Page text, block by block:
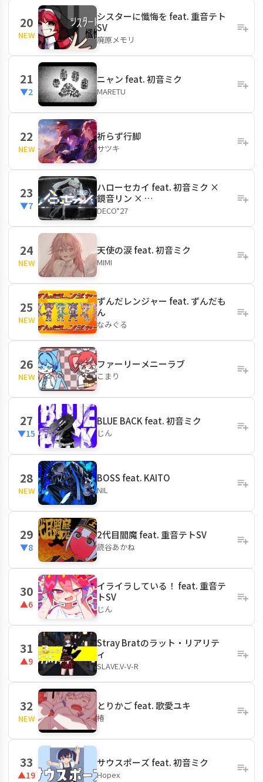
20
NEW
シスターに懺悔を feat. 重音テト
SV
廃原メモリ
21
▼2
ニャン feat. 初音ミク
MARETU
22
NEW
祈らず行脚
サツキ
23
▼7
ハローセカイ feat. 初音ミク ×
鏡音リン × …
DECO*27
24
NEW
天使の涙 feat. 初音ミク
MIMI
25
NEW
ずんだレンジャー feat. ずんだも
ん
なみぐる
26
NEW
ファーリーメニーラブ
こまり
27
▼15
BLUE BACK feat. 初音ミク
じん
28
NEW
BOSS feat. KAITO
NIL
29
▼8
2代目閻魔 feat. 重音テトSV
読谷あかね
30
▲6
イライラしている！ feat. 重音テ
トSV
じん
31
▲9
Stray Bratのラット・リアリテ
ィ
SLAVE.V-V-R
32
NEW
とりかご feat. 歌愛ユキ
椿
33
▲19
サウスポーズ feat. 初音ミク
Hopex